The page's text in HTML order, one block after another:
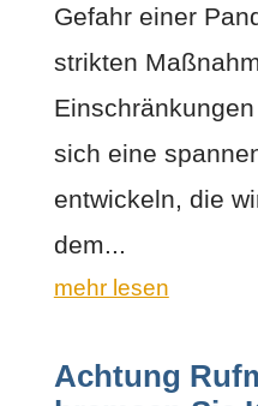
Gefahr einer
strikten
sich eine
entwickeln, die
dem...
mehr lesen
Achtung